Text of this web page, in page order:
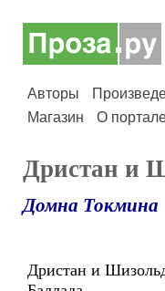
Авторы
Магазин
О
Дристан и
Домна Токмина
Дристан и